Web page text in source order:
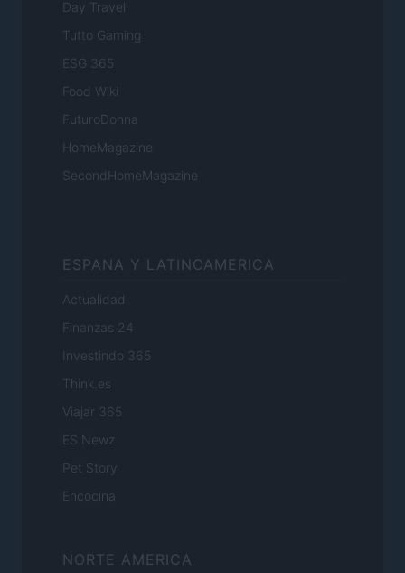
Day Travel
Tutto Gaming
ESG 365
Food Wiki
FuturoDonna
HomeMagazine
SecondHomeMagazine
ESPANA Y LATINOAMERICA
Actualidad
Finanzas 24
Investindo 365
Think.es
Viajar 365
ES Newz
Pet Story
Encocina
NORTE AMERICA